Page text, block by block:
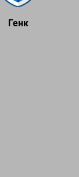
Генк